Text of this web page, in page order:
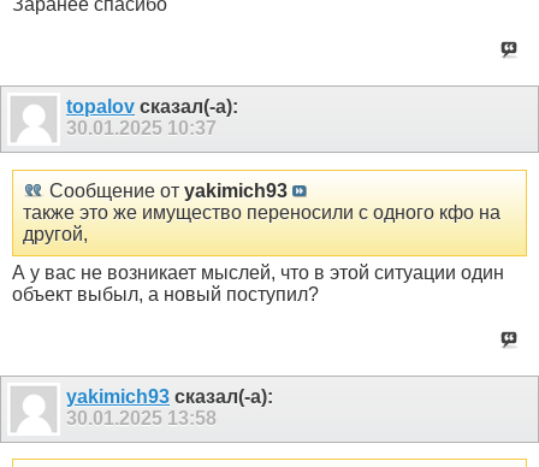
Заранее спасибо
topalov сказал(-а):
30.01.2025 10:37
Сообщение от yakimich93
также это же имущество переносили с одного кфо на
другой,
А у вас не возникает мыслей, что в этой ситуации один
объект выбыл, а новый поступил?
yakimich93 сказал(-а):
30.01.2025 13:58